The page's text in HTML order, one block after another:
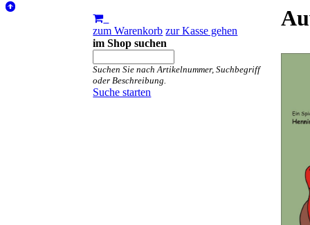
zum Warenkorb zur Kasse gehen
im Shop suchen
Suchen Sie nach Artikelnummer, Suchbegriff
oder Beschreibung.
Suche starten